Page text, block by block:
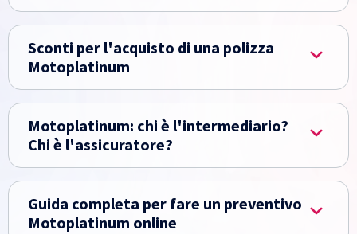
Sconti per l'acquisto di una polizza
Motoplatinum
Motoplatinum: chi è l'intermediario?
Chi è l'assicuratore?
Guida completa per fare un preventivo
Motoplatinum online